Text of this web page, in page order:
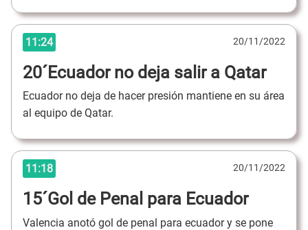
11:24 20/11/2022
20´Ecuador no deja salir a Qatar
Ecuador no deja de hacer presión mantiene en su área
al equipo de Qatar.
11:18 20/11/2022
15´Gol de Penal para Ecuador
Valencia anotó gol de penal para ecuador y se pone